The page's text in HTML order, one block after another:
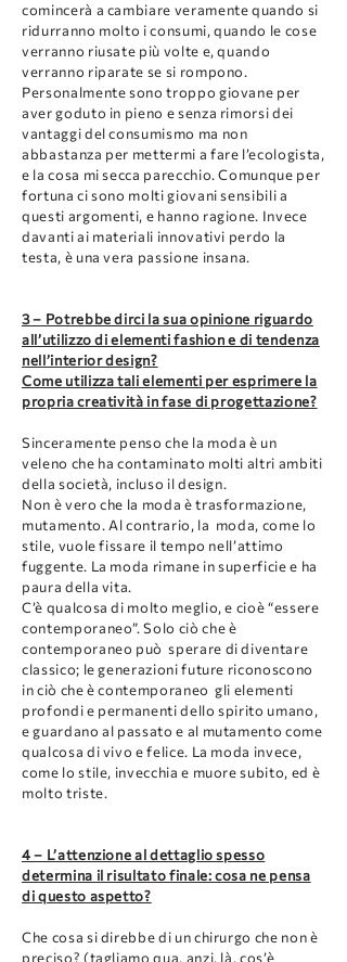
comincerà a cambiare veramente quando si
ridurranno molto i consumi, quando le cose
verranno riusate più volte e, quando
verranno riparate se si rompono.
Personalmente sono troppo giovane per
aver goduto in pieno e senza rimorsi dei
vantaggi del consumismo ma non
abbastanza per mettermi a fare l’ecologista,
e la cosa mi secca parecchio. Comunque per
fortuna ci sono molti giovani sensibili a
questi argomenti, e hanno ragione. Invece
davanti ai materiali innovativi perdo la
testa, è una vera passione insana.
3 – Potrebbe dirci la sua opinione riguardo
all’utilizzo di elementi fashion e di tendenza
nell’interior design?
Come utilizza tali elementi per esprimere la
propria creatività in fase di progettazione?
Sinceramente penso che la moda è un
veleno che ha contaminato molti altri ambiti
della società, incluso il design.
Non è vero che la moda è trasformazione,
mutamento. Al contrario, la moda, come lo
stile, vuole fissare il tempo nell’attimo
fuggente. La moda rimane in superficie e ha
paura della vita.
C’è qualcosa di molto meglio, e cioè “essere
contemporaneo”. Solo ciò che è
contemporaneo può sperare di diventare
classico; le generazioni future riconoscono
in ciò che è contemporaneo gli elementi
profondi e permanenti dello spirito umano,
e guardano al passato e al mutamento come
qualcosa di vivo e felice. La moda invece,
come lo stile, invecchia e muore subito, ed è
molto triste.
4 – L’attenzione al dettaglio spesso
determina il risultato finale: cosa ne pensa
di questo aspetto?
Che cosa si direbbe di un chirurgo che non è
preciso? (tagliamo qua, anzi, là, cos’è